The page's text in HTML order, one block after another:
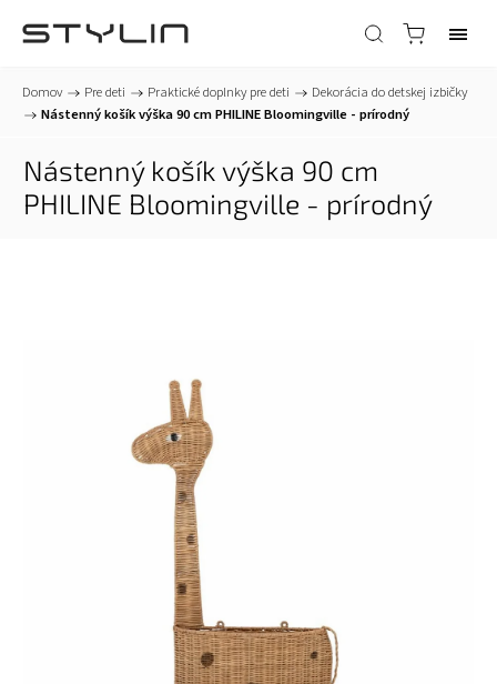
Domov / Pre deti / Praktické doplnky pre deti /
Dekorácia do detskej izbičky
/
Nástenný košík výška 90 cm PHILINE Bloomingville - prírodný
Nástenný košík výška 90 cm
PHILINE Bloomingville - prírodný